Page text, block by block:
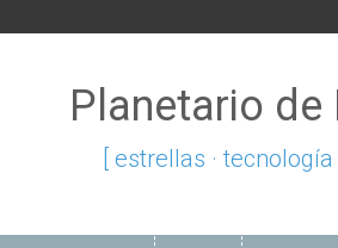
Planetario de
[ estrellas · tecnología